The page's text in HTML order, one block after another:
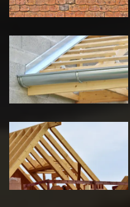
Pose de
Chéneau 39
Jura
Traitement de
charpente 39
Jura